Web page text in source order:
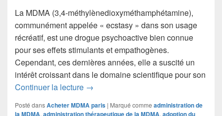
La MDMA (3,4-méthylènedioxyméthamphétamine),
communément appelée « ecstasy » dans son usage
récréatif, est une drogue psychoactive bien connue
pour ses effets stimulants et empathogènes.
Cependant, ces dernières années, elle a suscité un
intérêt croissant dans le domaine scientifique pour son
Continuer la lecture Comment la MDMA aide à traiter la
→
Posté dansAcheter MDMA paris | Marqué comme administration de
la MDMA, administration thérapeutique de la MDMA, adoption du